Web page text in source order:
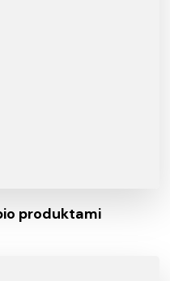
produktami